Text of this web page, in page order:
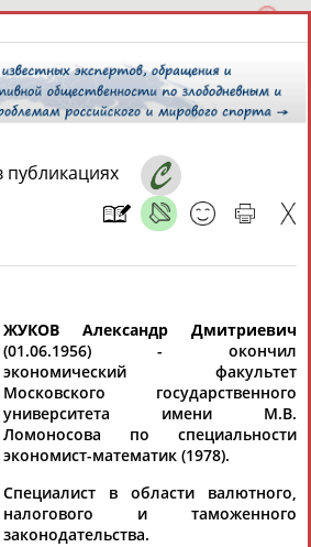
2026 года,
И СПЕЦИАЛИСТЫ
Расширенный поиск
Мария
АБАКУМОВА
Юлия
публикациях
ЖУКОВ Александр Дмитриевич
(01.06.1956) - окончил
экономический факультет
Московского государственного
университета имени М.В.
Ломоносова по специальности
экономист-математик (1978).
Специалист в области валютного,
налогового и таможенного
законодательства.